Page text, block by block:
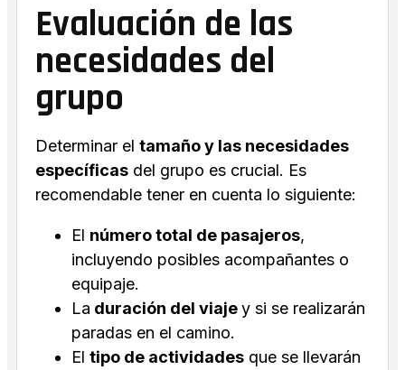
Evaluación de las
necesidades del
grupo
Determinar el tamaño y las necesidades
específicas del grupo es crucial. Es
recomendable tener en cuenta lo siguiente:
El número total de pasajeros,
incluyendo posibles acompañantes o
equipaje.
La duración del viajey si se realizarán
paradas en el camino.
El tipo de actividades que se llevarán